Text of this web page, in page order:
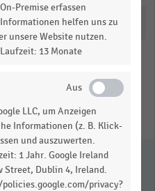
Premise erfassen
helfen uns zu
unsere Website nutzen.
13 Monate
LLC, um Anzeigen
Informationen (z. B. Klick-
und auszuwerten.
1 Jahr. Google Ireland
Street, Dublin 4, Ireland.
privacy?